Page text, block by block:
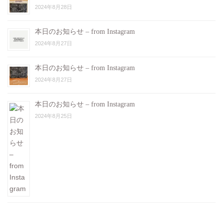
2024年8月28日
本日のお知らせ – from Instagram
2024年8月27日
本日のお知らせ – from Instagram
2024年8月27日
本日のお知らせ – from Instagram
2024年8月25日